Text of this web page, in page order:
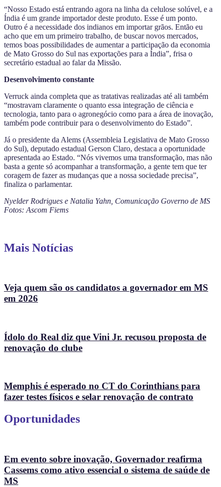
“Nosso Estado está entrando agora na linha da celulose solúvel, e a
Índia é um grande importador deste produto. Esse é um ponto.
Outro é a necessidade dos indianos em importar grãos. Então eu
acho que em um primeiro trabalho, de buscar novos mercados,
temos boas possibilidades de aumentar a participação da economia
de Mato Grosso do Sul nas exportações para a Índia”, frisa o
secretário estadual ao falar da Missão.
Desenvolvimento constante
Verruck ainda completa que as tratativas realizadas até ali também
“mostravam claramente o quanto essa integração de ciência e
tecnologia, tanto para o agronegócio como para a área de inovação,
também pode contribuir para o desenvolvimento do Estado”.
Já o presidente da Alems (Assembleia Legislativa de Mato Grosso
do Sul), deputado estadual Gerson Claro, destaca a oportunidade
apresentada ao Estado. “Nós vivemos uma transformação, mas não
basta a gente só acompanhar a transformação, a gente tem que ter
coragem de fazer as mudanças que a nossa sociedade precisa”,
finaliza o parlamentar.
Nyelder Rodrigues e Natalia Yahn, Comunicação Governo de MS
Fotos: Ascom Fiems
Mais Notícias
Veja quem são os candidatos a governador em MS
em 2026
Ídolo do Real diz que Vini Jr. recusou proposta de
renovação do clube
Memphis é esperado no CT do Corinthians para
fazer testes físicos e selar renovação de contrato
Oportunidades
Em evento sobre inovação, Governador reafirma
Cassems como ativo essencial o sistema de saúde de
MS